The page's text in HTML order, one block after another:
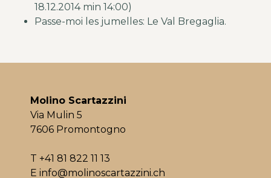
18.12.2014 min 14:00)
Passe-moi les jumelles: Le Val Bregaglia.
Molino Scartazzini
Via Mulin 5
7606 Promontogno
T +41 81 822 11 13
E info@molinoscartazzini.ch